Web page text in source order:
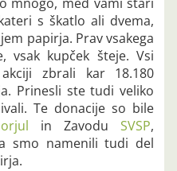
s škatlo ali dvema,
papirja. Prav vsakega
vsak kupček šteje. Vsi
zbrali kar 18.180
Prinesli ste tudi veliko
Te donacije so bile
in ZavoduSVSP,
smo namenili tudi del